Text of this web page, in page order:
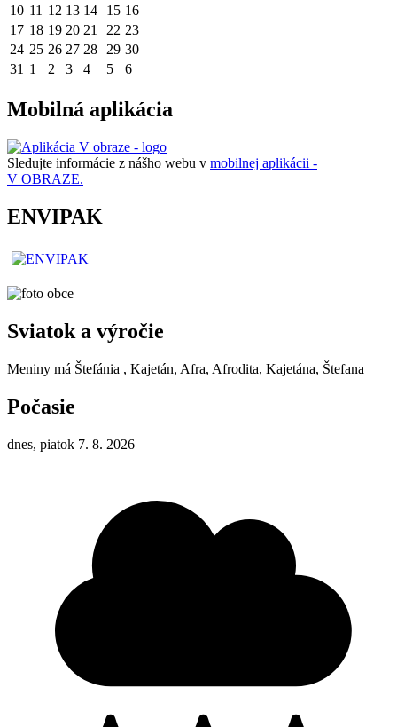
10 11 12 13 14 15 16
17 18 19 20 21 22 23
24 25 26 27 28 29 30
31 1 2 3 4 5 6
Mobilná aplikácia
Sledujte informácie z nášho webu v mobilnej aplikácii -
V OBRAZE.
ENVIPAK
Sviatok a výročie
Meniny má Štefánia , Kajetán, Afra, Afrodita, Kajetána, Štefana
Počasie
dnes, piatok 7. 8. 2026